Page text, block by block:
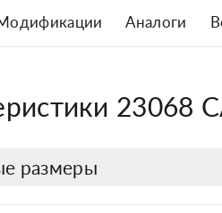
Аналоги
23068
размеры